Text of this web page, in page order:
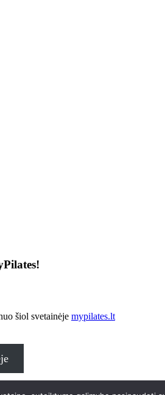
šiol svetainėje mypilates.lt